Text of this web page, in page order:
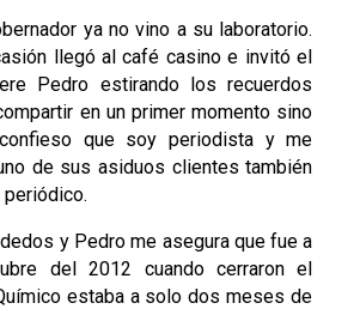
ya no vino a su laboratorio.
llegó al café casino e invitó el
Pedro estirando los recuerdos
en un primer momento sino
que soy periodista y me
de sus asiduos clientes también
periódico.
y Pedro me asegura que fue a
del 2012 cuando cerraron el
estaba a solo dos meses de